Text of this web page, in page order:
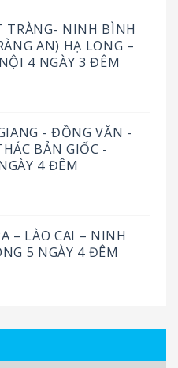
TRÀNG- NINH BÌNH
AN) HẠ LONG –
4 NGÀY 3 ĐÊM
- ĐỒNG VĂN -
BẢN GIỐC -
4 ĐÊM
– LÀO CAI – NINH
5 NGÀY 4 ĐÊM